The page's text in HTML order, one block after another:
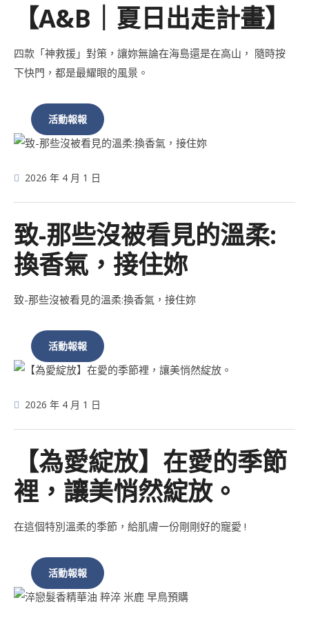
【A&B｜夏日出走計畫】
四款「神救援」對策，讓妳無論在海島還是在高山， 隨時按
下快門，都是最耀眼的風景。
活動報報
2026 年 4 月 1 日
致-那些沒被看見的溫柔:
換香氣，接住妳
致-那些沒被看見的溫柔:換香氣，接住妳
活動報報
2026 年 4 月 1 日
【為愛綻放】在愛的季節
裡，讓美悄然綻放。
在這個特別溫柔的季節，給肌膚一份剛剛好的寵愛 !
活動報報